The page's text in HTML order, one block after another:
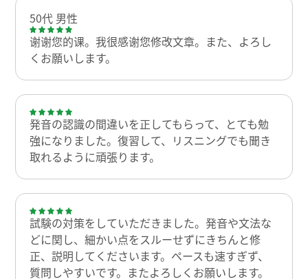
50代 男性
谢谢您的课。我很感谢您修改文章。また、よろし
くお願いします。
発音の認識の間違いを正してもらって、とても勉
強になりました。復習して、リスニングでも聞き
取れるように頑張ります。
試験の対策をしていただきました。発音や文法な
どに関し、細かい点をスルーせずにきちんと修
正、説明してくださいます。ペースも速すぎず、
質問しやすいです。またよろしくお願いします。